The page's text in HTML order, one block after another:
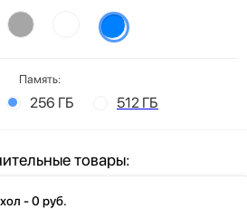
Память:
256 ГБ 512 ГБ
товары:
- 0 руб.